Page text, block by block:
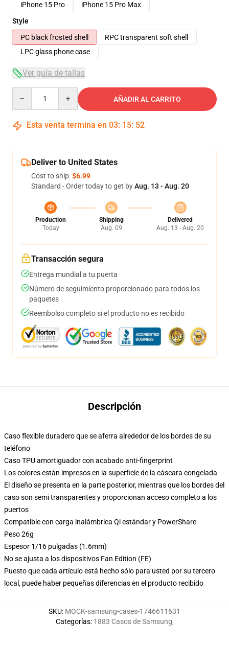
iPhone 15 Pro
iPhone 15 Pro Max
Style
PC black frosted shell
RPC transparent soft shell
LPC glass phone case
Ver guía de tallas
AÑADIR AL CARRITO
Esta venta termina en 03: 15: 51
Deliver to United States
Cost to ship:$6.99
Standard - Order today to get byAug. 13 - Aug. 20
Production
Today
Shipping
Aug. 09
Delivered
Aug. 13 - Aug. 20
Transacción segura
Entrega mundial a tu puerta
Número de seguimiento proporcionado para todos los
paquetes
Reembolso completo si el producto no es recibido
Descripción
Caso flexible duradero que se aferra alrededor de los bordes de su
teléfono
Caso TPU amortiguador con acabado anti-fingerprint
Los colores están impresos en la superficie de la cáscara congelada
El diseño se presenta en la parte posterior, mientras que los bordes del
caso son semi transparentes y proporcionan acceso completo a los
puertos
Compatible con carga inalámbrica Qi estándar y PowerShare
Peso 26g
Espesor 1/16 pulgadas (1.6mm)
No se ajusta a los dispositivos Fan Edition (FE)
Puesto que cada artículo está hecho sólo para usted por su tercero
local, puede haber pequeñas diferencias en el producto recibido
SKU: MOCK-samsung-cases-1746611631
Categorías: 1883 Casos de Samsung,